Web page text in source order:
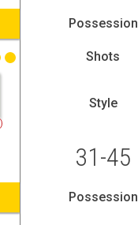
Possession
Shots
Style
31-45
Possession